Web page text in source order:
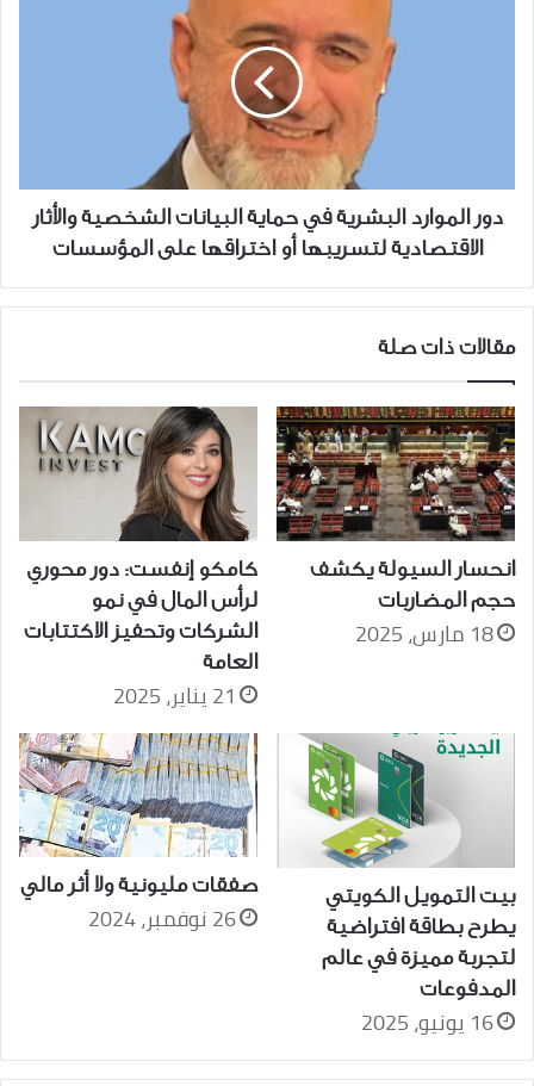
والأثار
الاقتصادية
لتسريبها
اختراقها
على
المؤسسات
دور الموارد البشرية في حماية البيانات الشخصية والأثار
الاقتصادية لتسريبها أو اختراقها على المؤسسات
مقالات ذات صلة
انحسار السيولة يكشف
حجم المضاربات
18 مارس، 2025
كامكو إنفست: دور محوري
لرأس المال في نمو
الشركات وتحفيز الاكتتابات
العامة
21 يناير، 2025
بيت التمويل الكويتي
يطرح بطاقة افتراضية
لتجربة مميزة في عالم
المدفوعات
16 يونيو، 2025
صفقات مليونية ولا أثر مالي
26 نوفمبر، 2024